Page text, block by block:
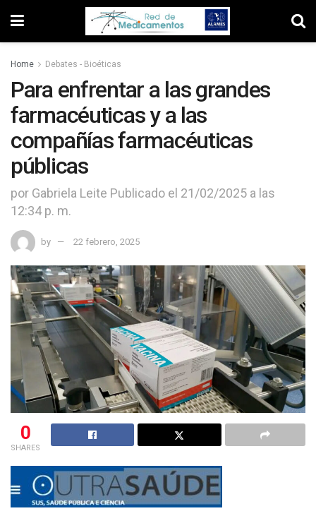
Home Debates - Bioéticas
Para enfrentar a las grandes
farmacéuticas y a las
compañías farmacéuticas
públicas
por Gabriela Leite Publicado el 21/02/2025 a las
12:34 p. m.
by 22 febrero, 2025
0
SHARES